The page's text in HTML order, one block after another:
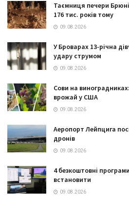
Таємниця печери
176 тис. років тому
09.08.2026
У Броварах 13-річна
удару струмом
09.08.2026
Сови на
врожай у США
09.08.2026
Аеропорт Лейпцига
дронів
09.08.2026
4 безкоштовні
встановити
09.08.2026